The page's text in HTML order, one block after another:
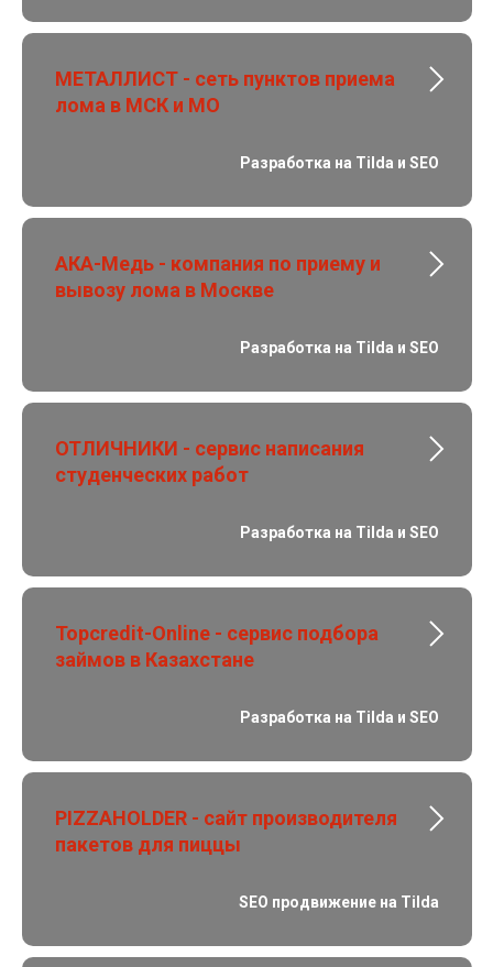
МЕТАЛЛИСТ - сеть пунктов приема
лома в МСК и МО
Разработка на Tilda и SEO
АКА-Медь - компания по приему и
вывозу лома в Москве
Разработка на Tilda и SEO
ОТЛИЧНИКИ - сервис написания
студенческих работ
Разработка на Tilda и SEO
Topcredit-Online - сервис подбора
займов в Казахстане
Разработка на Tilda и SEO
PIZZAHOLDER - сайт производителя
пакетов для пиццы
SEO продвижение на Tilda